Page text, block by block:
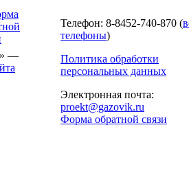
—
Телефон: 8-8452-740-870 (
телефоны)
Политика обработки
персональных данных
Электронная почта:
proekt@gazovik.ru
Форма обратной связи